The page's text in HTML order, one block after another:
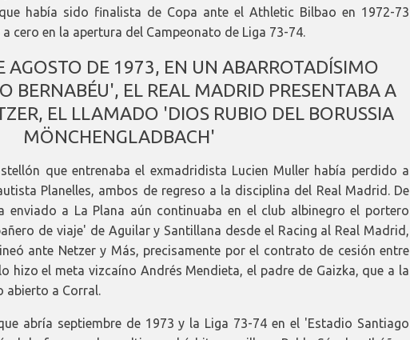
había sido finalista de Copa ante el Athletic Bilbao en 1972-73
cero en la apertura del Campeonato de Liga 73-74.
AGOSTO DE 1973, EN UN ABARROTADÍSIMO
BERNABÉU', EL REAL MADRID PRESENTABA A
EL LLAMADO 'DIOS RUBIO DEL BORUSSIA
MÖNCHENGLADBACH'
que entrenaba el exmadridista Lucien Muller había perdido a
Planelles, ambos de regreso a la disciplina del Real Madrid. De
enviado a La Plana aún continuaba en el club albinegro el portero
de viaje' de Aguilar y Santillana desde el Racing al Real Madrid,
ante Netzer y Más, precisamente por el contrato de cesión entre
hizo el meta vizcaíno Andrés Mendieta, el padre de Gaizka, que a la
abierto a Corral.
abría septiembre de 1973 y la Liga 73-74 en el 'Estadio Santiago